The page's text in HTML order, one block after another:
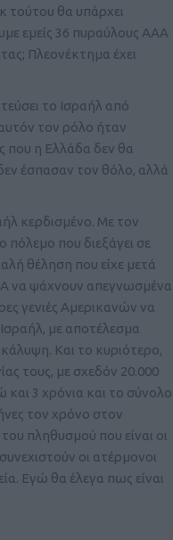
τούτου θα υπάρχει
εμείς 36 πυραύλους ΑΑΑ
Πλεονέκτημα έχει
το Ισραήλ από
τον ρόλο ήταν
που η Ελλάδα δεν θα
δεν έσπασαν τον θόλο, αλλά
κερδισμένο. Με τον
πόλεμο που διεξάγει σε
θέληση που είχε μετά
να ψάχνουν απεγνωσμένα
γενιές Αμερικανών να
Ισραήλ, με αποτέλεσμα
Και το κυριότερο,
τους, με σχεδόν 20.000
και 3 χρόνια και το σύνολο
τον χρόνο στον
πληθυσμού που είναι οι
οι ατέρμονοι
Εγώ θα έλεγα πως είναι